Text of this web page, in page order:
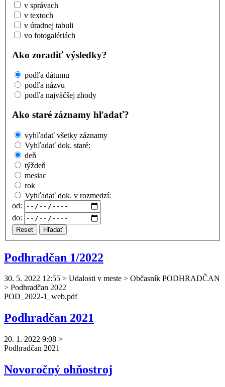
v správach
v textoch
v úradnej tabuli
vo fotogalériách
Ako zoradiť výsledky?
podľa dátumu
podľa názvu
podľa najväčšej zhody
Ako staré záznamy hľadať?
vyhľadať všetky záznamy
Vyhľadať dok. staré:
deň
týždeň
mesiac
rok
Vyhľadať dok. v rozmedzí:
od:
do:
Reset Hľadať
Podhradčan 1/2022
30. 5. 2022 12:55 > Udalosti v meste > Občasník PODHRADČAN
> Podhradčan 2022
POD_2022-1_web.pdf
Podhradčan 2021
20. 1. 2022 9:08 >
Podhradčan 2021
Novoročný ohňostroj